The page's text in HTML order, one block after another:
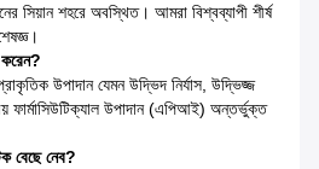
সিয়ান শহরে অবস্থিত। আমরা বিশ্বব্যাপী শীর্ষ
উপাদান যেমন উদ্ভিদ নির্যাস, উদ্ভিজ্জ
ফার্মাসিউটিক্যাল উপাদান (এপিআই) অন্তর্ভুক্ত
বেছে নেব?